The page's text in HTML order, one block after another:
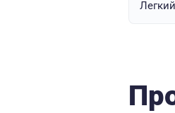
Легкий